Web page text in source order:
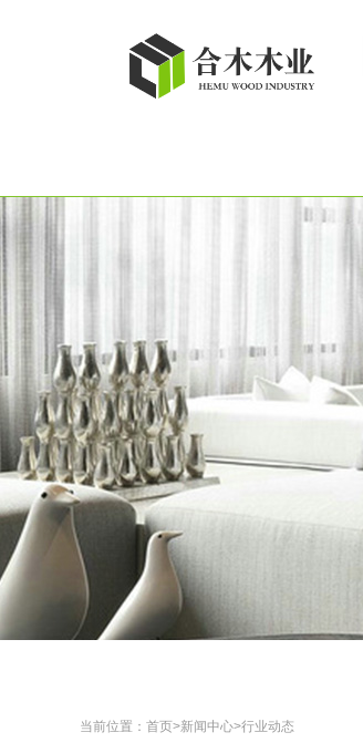
当前位置： 首页>新闻中心>行业动态